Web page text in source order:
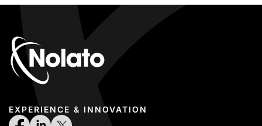
EXPERIENCE & INNOVATION